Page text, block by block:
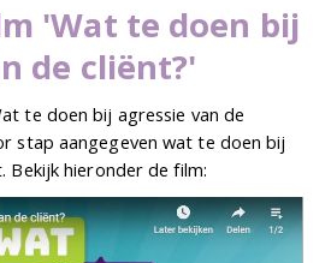
'Wat te doen bij
de cliënt?'
te doen bij agressie van de
stap aangegeven wat te doen bij
Bekijk hieronder de film: